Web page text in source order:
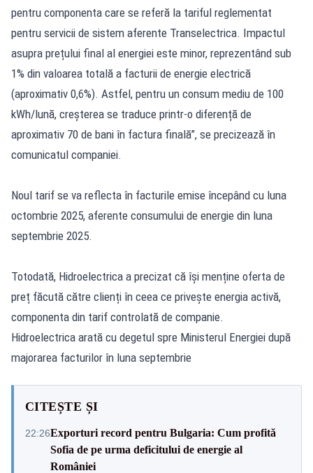
pentru componenta care se referă la tariful reglementat
pentru servicii de sistem aferente Transelectrica. Impactul
asupra prețului final al energiei este minor, reprezentând sub
1% din valoarea totală a facturii de energie electrică
(aproximativ 0,6%). Astfel, pentru un consum mediu de 100
kWh/lună, creșterea se traduce printr-o diferență de
aproximativ 70 de bani în factura finală”, se precizează în
comunicatul companiei.
Noul tarif se va reflecta în facturile emise începând cu luna
octombrie 2025, aferente consumului de energie din luna
septembrie 2025.
Totodată, Hidroelectrica a precizat că își menține oferta de
preț făcută către clienți în ceea ce privește energia activă,
componenta din tarif controlată de companie.
Hidroelectrica arată cu degetul spre Ministerul Energiei după
majorarea facturilor în luna septembrie
CITEȘTE ȘI
22:26Exporturi record pentru Bulgaria: Cum profită
Sofia de pe urma deficitului de energie al
României